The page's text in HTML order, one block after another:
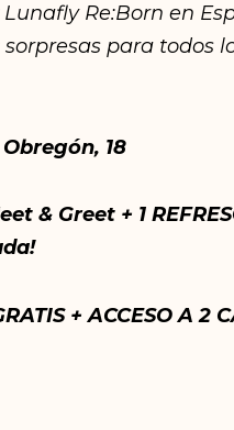
Re:Born en
para todos
18
& Greet + 1
+ ACCESO A 2